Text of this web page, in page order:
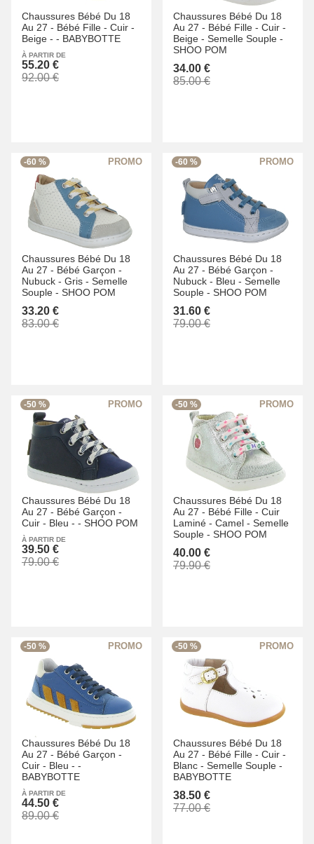
Chaussures Bébé Du 18
Au 27 - Bébé Fille - Cuir -
Beige - - BABYBOTTE
À PARTIR DE
55.20 €
92.00 €
Chaussures Bébé Du 18
Au 27 - Bébé Fille - Cuir -
Beige - Semelle Souple -
SHOO POM
34.00 €
85.00 €
-60 %
Chaussures Bébé Du 18
Au 27 - Bébé Garçon -
Nubuck - Gris - Semelle
Souple - SHOO POM
33.20 €
83.00 €
-60 %
Chaussures Bébé Du 18
Au 27 - Bébé Garçon -
Nubuck - Bleu - Semelle
Souple - SHOO POM
31.60 €
79.00 €
-50 %
Chaussures Bébé Du 18
Au 27 - Bébé Garçon -
Cuir - Bleu - - SHOO POM
À PARTIR DE
39.50 €
79.00 €
-50 %
Chaussures Bébé Du 18
Au 27 - Bébé Fille - Cuir
Laminé - Camel - Semelle
Souple - SHOO POM
40.00 €
79.90 €
-50 %
Chaussures Bébé Du 18
Au 27 - Bébé Garçon -
Cuir - Bleu - -
BABYBOTTE
À PARTIR DE
44.50 €
89.00 €
-50 %
Chaussures Bébé Du 18
Au 27 - Bébé Fille - Cuir -
Blanc - Semelle Souple -
BABYBOTTE
38.50 €
77.00 €